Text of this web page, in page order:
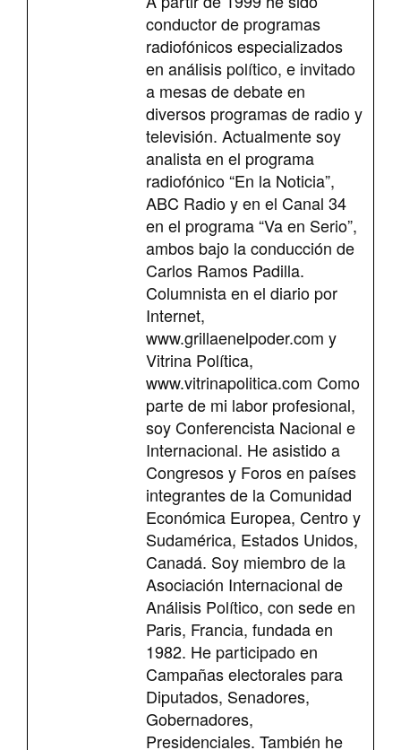
conductor de programas
radiofónicos especializados
en análisis político, e invitado
a mesas de debate en
diversos programas de radio y
televisión. Actualmente soy
analista en el programa
radiofónico “En la Noticia”,
ABC Radio y en el Canal 34
en el programa “Va en Serio”,
ambos bajo la conducción de
Carlos Ramos Padilla.
Columnista en el diario por
Internet,
www.grillaenelpoder.com y
Vitrina Política,
www.vitrinapolitica.com Como
parte de mi labor profesional,
soy Conferencista Nacional e
Internacional. He asistido a
Congresos y Foros en países
integrantes de la Comunidad
Económica Europea, Centro y
Sudamérica, Estados Unidos,
Canadá. Soy miembro de la
Asociación Internacional de
Análisis Político, con sede en
Paris, Francia, fundada en
1982. He participado en
Campañas electorales para
Diputados, Senadores,
Gobernadores,
Presidenciales. También he